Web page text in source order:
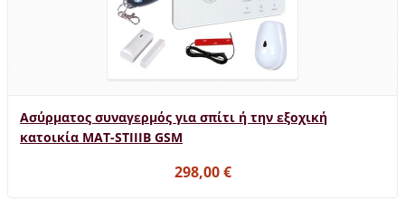
Ασύρματος συναγερμός για σπίτι ή την εξοχική
κατοικία MAT-STIIIB GSM
298,00 €